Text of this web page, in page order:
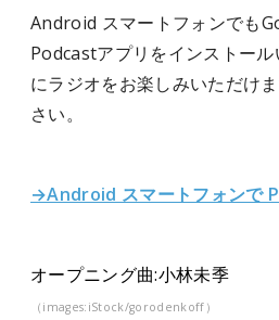
Android スマートフォンでも
Podcastアプリをインストー
にラジオをお楽しみいただけ
さい。
→Android スマートフォンで
オープニング曲:小林未季
（images:iStock/gorodenkoff）